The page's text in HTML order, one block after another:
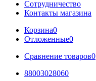
Сотрудничество
Контакты магазина
Корзина0
Отложенные0
Сравнение товаров0
88003028060